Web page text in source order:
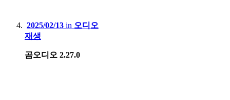
2025/02/13 in 오디오
재생
곰오디오 2.27.0